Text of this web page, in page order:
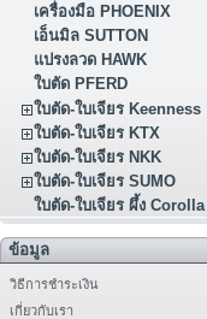
เครื่องมือ PHOENIX
เอ็นมิล SUTTON
แปรงลวด HAWK
ใบตัด PFERD
ใบตัด-ใบเจียร Keenness
ใบตัด-ใบเจียร KTX
ใบตัด-ใบเจียร NKK
ใบตัด-ใบเจียร SUMO
ใบตัด-ใบเจียร ผึ้ง Corolla
ข้อมูล
วิธีการชำระเงิน
เกี่ยวกับเรา